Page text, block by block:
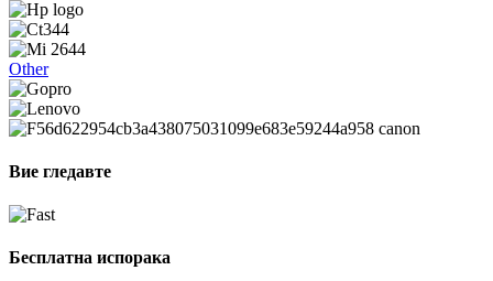
Other
Вие гледавте
Бесплатна испорака